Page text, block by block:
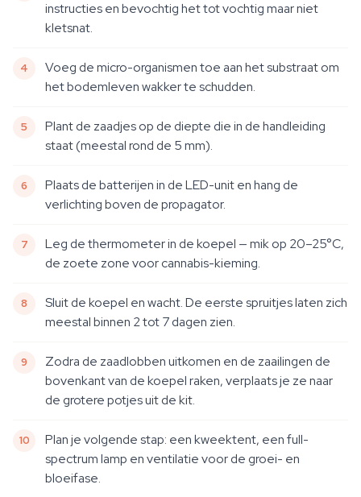
instructies en bevochtig het tot vochtig maar niet
kletsnat.
Voeg de micro-organismen toe aan het substraat om
het bodemleven wakker te schudden.
Plant de zaadjes op de diepte die in de handleiding
staat (meestal rond de 5 mm).
Plaats de batterijen in de LED-unit en hang de
verlichting boven de propagator.
Leg de thermometer in de koepel — mik op 20–25°C,
de zoete zone voor cannabis-kieming.
Sluit de koepel en wacht. De eerste spruitjes laten zich
meestal binnen 2 tot 7 dagen zien.
Zodra de zaadlobben uitkomen en de zaailingen de
bovenkant van de koepel raken, verplaats je ze naar
de grotere potjes uit de kit.
Plan je volgende stap: een kweektent, een full-
spectrum lamp en ventilatie voor de groei- en
bloeifase.